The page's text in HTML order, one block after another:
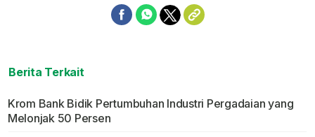
Berita Terkait
Krom Bank Bidik Pertumbuhan Industri Pergadaian yang
Melonjak 50 Persen